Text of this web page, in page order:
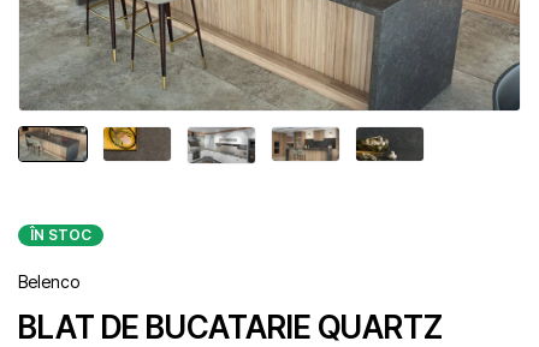
ÎN STOC
Belenco
BLAT DE BUCATARIE QUARTZ